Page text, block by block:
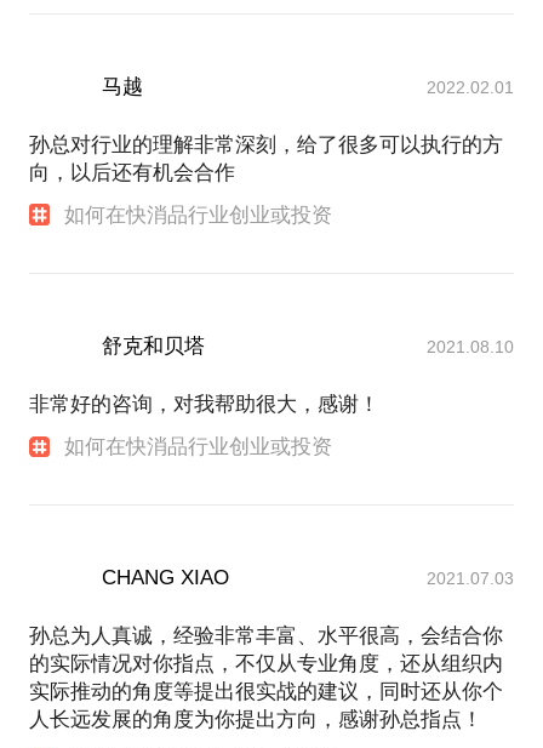
马越 2022.02.01
孙总对行业的理解非常深刻，给了很多可以执行的方
向，以后还有机会合作
如何在快消品行业创业或投资
舒克和贝塔 2021.08.10
非常好的咨询，对我帮助很大，感谢！
如何在快消品行业创业或投资
CHANG XIAO 2021.07.03
孙总为人真诚，经验非常丰富、水平很高，会结合你
的实际情况对你指点，不仅从专业角度，还从组织内
实际推动的角度等提出很实战的建议，同时还从你个
人长远发展的角度为你提出方向，感谢孙总指点！